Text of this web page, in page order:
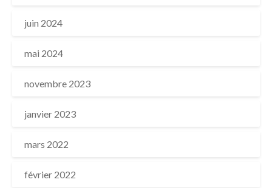
juin 2024
mai 2024
novembre 2023
janvier 2023
mars 2022
février 2022